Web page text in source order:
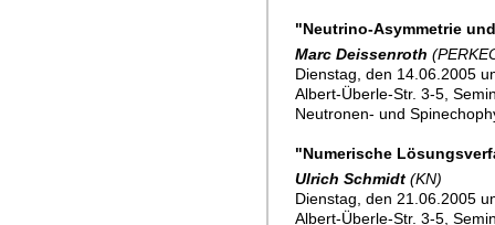
"Neutrino-Asymmetrie
Marc Deissenroth
Dienstag, den 14.06.2005
Albert-Überle-Str. 3-5,
Neutronen- und
"Numerische
Ulrich Schmidt (KN)
Dienstag, den 21.06.2005
Albert-Überle-Str. 3-5,